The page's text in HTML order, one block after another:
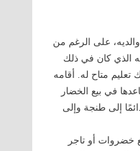
على الرغم من
الذي كان في ذلك
متاح له. أقامه
في بيع الخضار
إلى طنجة وإلى
مهرب أو بائع خضروات أو تاجر